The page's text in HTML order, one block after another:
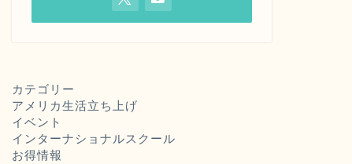
カテゴリー
アメリカ生活立ち上げ
イベント
インターナショナルスクール
お得情報